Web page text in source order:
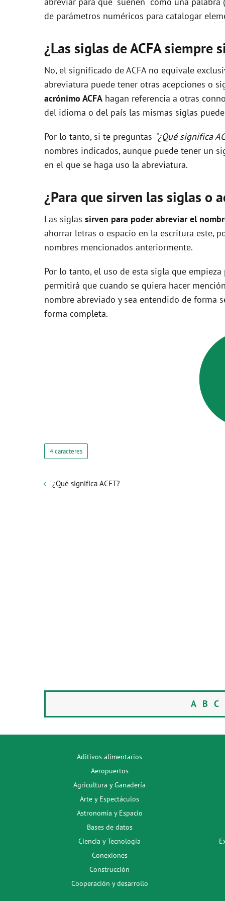
i
d
e
o
de parámetros numéricos para catalogar
¿Las siglas de ACFA siempre
No, el significado de ACFA no equivale
abreviatura puede tener otras acepciones o
acrónimo ACFA hagan referencia a otras
del idioma o del país las mismas siglas
Por lo tanto, si te preguntas "¿Qué significa
nombres indicados, aunque puede tener un
en el que se haga uso la abreviatura.
¿Para que sirven las siglas o
Las siglas sirven para poder abreviar el
ahorrar letras o espacio en la escritura este,
nombres mencionados anteriormente.
Por lo tanto, el uso de esta sigla que empieza
permitirá que cuando se quiera hacer
nombre abreviado y sea entendido de forma
forma completa.
4 caracteres
¿Qué significa ACFT?
A B C
Aditivos alimentarios
Aeropuertos
Agricultura y Ganadería
Arte y Espectáculos
Astronomía y Espacio
Bases de datos
Ciencia y Tecnología
Conexiones
Construcción
Cooperación y desarrollo